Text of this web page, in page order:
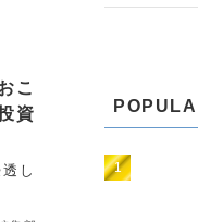
こ
資
し